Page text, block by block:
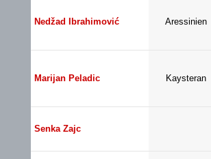
Nedžad Ibrahimović Aressinien
Marijan Peladic Kaysteran
Senka Zajc